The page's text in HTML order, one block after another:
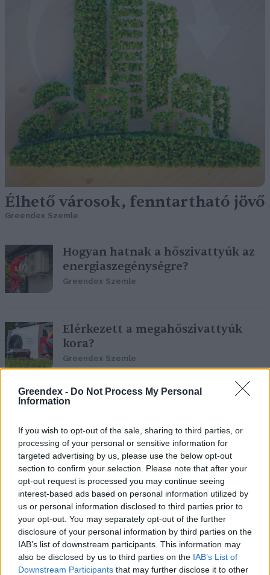
Greendex - Do Not Process My Personal
Information
If you wish to opt-out of the sale, sharing to third parties, or
processing of your personal or sensitive information for
targeted advertising by us, please use the below opt-out
section to confirm your selection. Please note that after your
opt-out request is processed you may continue seeing
interest-based ads based on personal information utilized by
us or personal information disclosed to third parties prior to
your opt-out. You may separately opt-out of the further
disclosure of your personal information by third parties on the
IAB’s list of downstream participants. This information may
also be disclosed by us to third parties on the IAB’s List of
Downstream Participants that may further disclose it to other
Élhető városok, fenntartható jövő
Greendex Szemle
Hogyan hatnak a hőszivattyúk az
energiaszegénységre?
Greendex Szemle
Elérkezett a megahőszivattyúk
kora?
Greendex Szemle
Hogyan segíti a Tisza Erőmű a
Greendex Szemle
KlimaKover – Megoldás lehet a
közterek hűtésére?
Greendex Szemle